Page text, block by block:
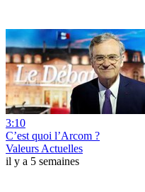
3:10
C’est quoi l’Arcom ?
Valeurs Actuelles
il y a 5 semaines